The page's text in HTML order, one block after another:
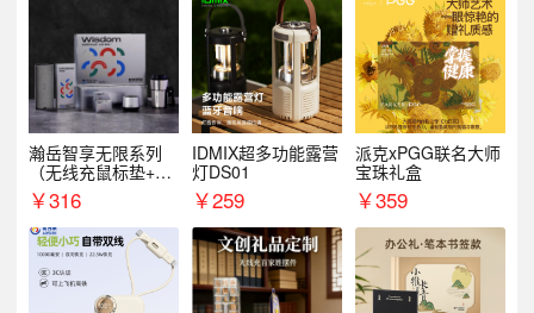
瀚岳智享无限系列
（无线充鼠标垫+飞
利浦音响+乐扣咖啡
杯）
￥316
IDMIX超多功能露营
灯DS01
￥259
派克xPGG联名大师
宝珠礼盒
￥359